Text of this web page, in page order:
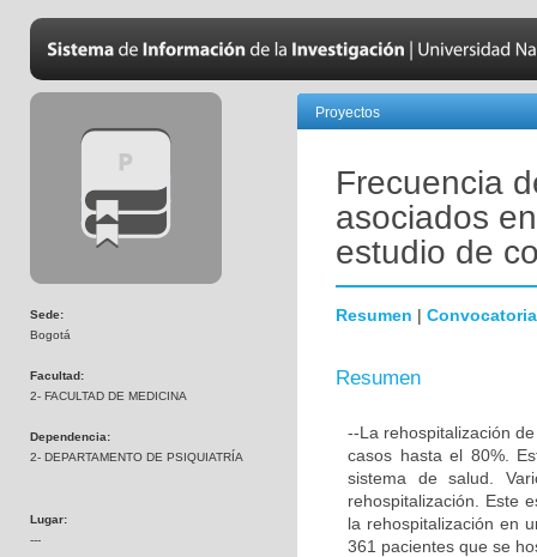
Sede:
Bogotá
Facultad:
2- FACULTAD DE MEDICINA
Dependencia:
2- DEPARTAMENTO DE PSIQUIATRÍA
Lugar:
---
Proyectos
Frecuencia
asociados
estudio de
Resumen | Convocatoria
Resumen
--La rehospitalización
casos hasta el 80%.
sistema de salud.
rehospitalización. Este
la rehospitalización en
361 pacientes que se